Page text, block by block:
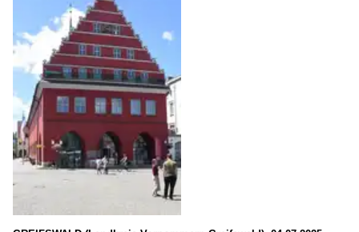
Niederlande
Provinz Groningen
Groningen
Provinz Noord-Holland
Amsterdam
Deventer